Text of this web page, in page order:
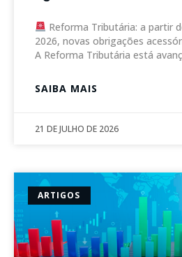
Reforma Tributária: a partir
2026, novas obrigações
A Reforma Tributária está
SAIBA MAIS
21 DE JULHO DE 2026
ARTIGOS